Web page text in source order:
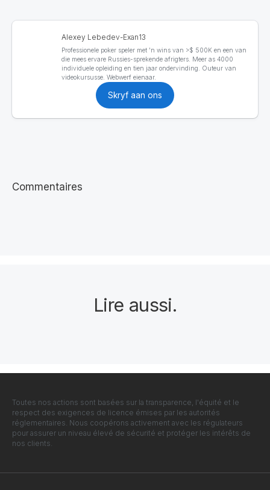
Alexey Lebedev-Exan13
Professionele poker speler met 'n wins van >$ 500K en een van
die mees ervare Russies-sprekende afrigters. Meer as 4000
individuele opleiding en tien jaar ondervinding. Outeur van
videokursusse. Webwerf eienaar.
Skryf aan ons
Commentaires
Lire aussi.
Toutes nos actions sont basées sur la transparence, l'équité et le
respect des exigences de licence émises par les autorités
réglementaires. Nous coopérons activement avec les régulateurs
pour assurer un niveau élevé de sécurité et protéger les intérêts de
nos clients.